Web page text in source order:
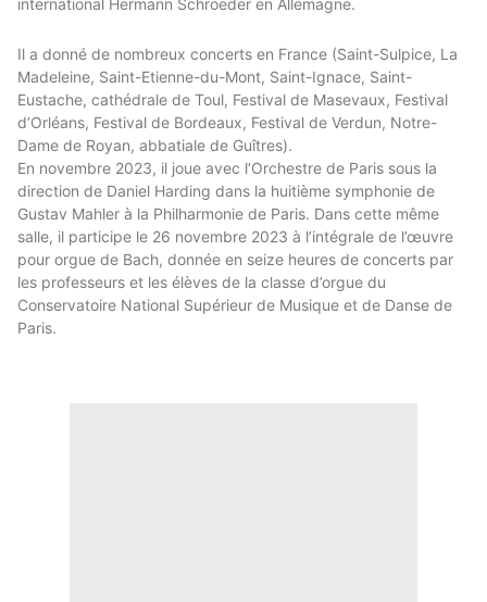
international Hermann Schroeder en Allemagne.
Il a donné de nombreux concerts en France (Saint-Sulpice, La
Madeleine, Saint-Etienne-du-Mont, Saint-Ignace, Saint-
Eustache, cathédrale de Toul, Festival de Masevaux, Festival
d’Orléans, Festival de Bordeaux, Festival de Verdun, Notre-
Dame de Royan, abbatiale de Guîtres).
En novembre 2023, il joue avec l’Orchestre de Paris sous la
direction de Daniel Harding dans la huitième symphonie de
Gustav Mahler à la Philharmonie de Paris. Dans cette même
salle, il participe le 26 novembre 2023 à l’intégrale de l’œuvre
pour orgue de Bach, donnée en seize heures de concerts par
les professeurs et les élèves de la classe d’orgue du
Conservatoire National Supérieur de Musique et de Danse de
Paris.